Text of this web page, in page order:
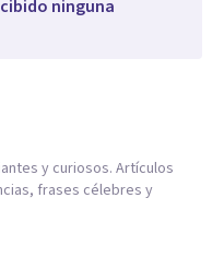
y alineada con tus
ninguna
y curiosos. Artículos
frases célebres y